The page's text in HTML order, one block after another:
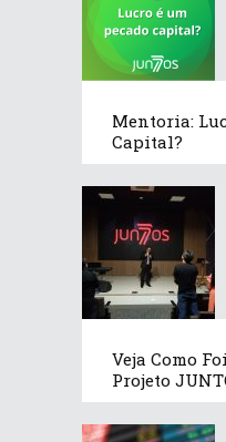
Mentoria:
Capital?
Veja Como
Projeto